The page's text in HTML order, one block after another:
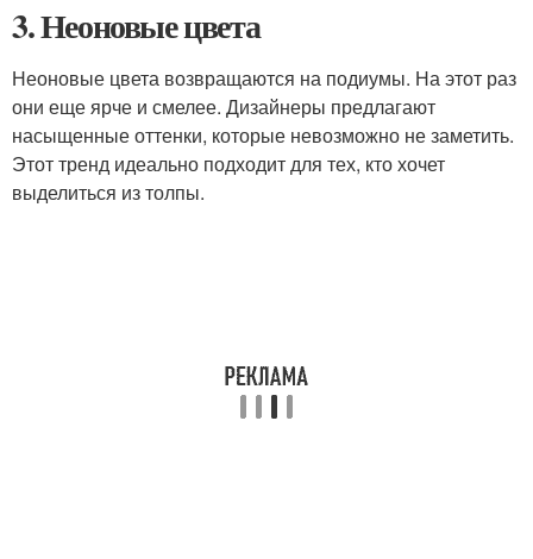
3. Неоновые цвета
Неоновые цвета возвращаются на подиумы. На этот раз
они еще ярче и смелее. Дизайнеры предлагают
насыщенные оттенки, которые невозможно не заметить.
Этот тренд идеально подходит для тех, кто хочет
выделиться из толпы.